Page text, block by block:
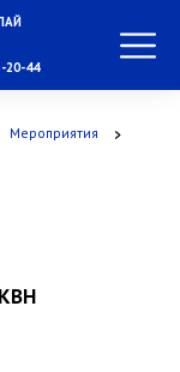
20-44
Мероприятия